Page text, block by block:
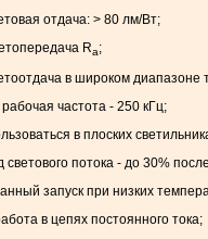
отдача: > 80 лм/Вт;
Ra;
в широком диапазоне
частота - 250 кГц;
в плоских
светового потока - до 30%
запуск при низких
в цепях постоянного тока;